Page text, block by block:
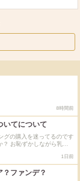
8時間前
いてについて
グの購入を迷ってるのです
？ お恥ずかしながら乳液
してそのまま寝てもいい
にクレンジングが必要なも
けますと幸いです
1日前
ファンデ？